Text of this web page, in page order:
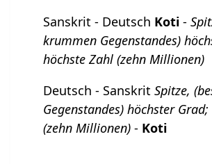
Sanskrit - Deutsch Koti -
krummen Gegenstandes)
höchste Zahl (zehn Millionen)
Deutsch - SanskritSpitze,
Gegenstandes) höchster
(zehn Millionen) - Koti